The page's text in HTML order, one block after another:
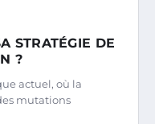
STRATÉGIE DE
?
actuel, où la
mutations